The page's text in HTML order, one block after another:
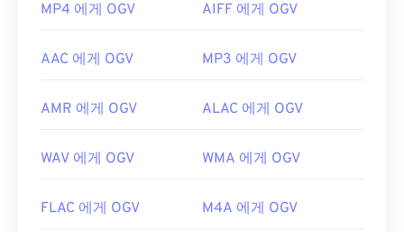
MP4 에게 OGV AIFF 에게 OGV
AAC 에게 OGV MP3 에게 OGV
AMR 에게 OGV ALAC 에게 OGV
WAV 에게 OGV WMA 에게 OGV
FLAC 에게 OGV M4A 에게 OGV